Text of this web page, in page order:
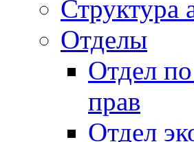
Структура
Отделы
Отдел
прав
Отдел